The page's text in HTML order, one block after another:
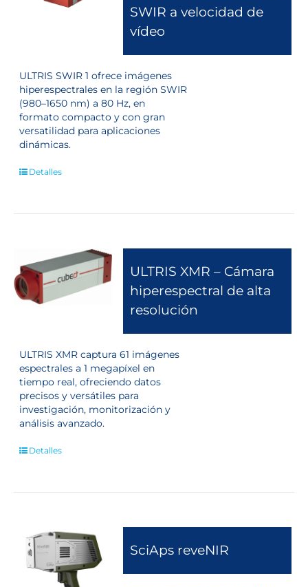
SWIR a velocidad de
vídeo
ULTRIS SWIR 1 ofrece imágenes
hiperespectrales en la región SWIR
(980–1650 nm) a 80 Hz, en
formato compacto y con gran
versatilidad para aplicaciones
dinámicas.
Detalles
ULTRIS XMR – Cámara
hiperespectral de alta
resolución
ULTRIS XMR captura 61 imágenes
espectrales a 1 megapíxel en
tiempo real, ofreciendo datos
precisos y versátiles para
investigación, monitorización y
análisis avanzado.
Detalles
SciAps reveNIR